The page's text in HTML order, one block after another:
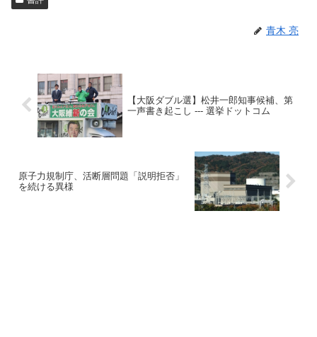
青木 亮
【大阪ダブル選】松井一郎知事候補、第
一声書き起こし --- 選挙ドットコム
原子力規制庁、活断層問題「説明拒否」
を続ける異様